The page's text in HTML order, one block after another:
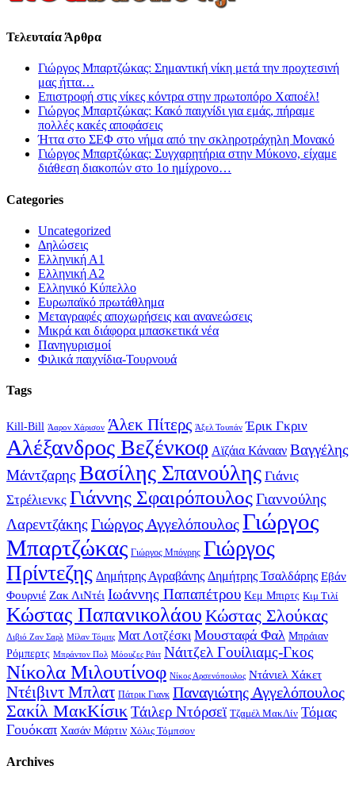
Τελευταία Άρθρα
Γιώργος Μπαρτζώκας: Σημαντική νίκη μετά την προχτεσινή
μας ήττα…
Επιστροφή στις νίκες κόντρα στην πρωτοπόρο Χαποέλ!
Γιώργος Μπαρτζώκας: Κακό παιχνίδι για εμάς, πήραμε
πολλές κακές αποφάσεις
Ήττα στο ΣΕΦ στο νήμα από την σκληροτράχηλη Μονακό
Γιώργος Μπαρτζώκας: Συγχαρητήρια στην Μύκονο, είχαμε
διάθεση διακοπών στο 1ο ημίχρονο…
Categories
Uncategorized
Δηλώσεις
Ελληνική Α1
Ελληνική Α2
Ελληνικό Κύπελλο
Ευρωπαϊκό πρωτάθλημα
Μεταγραφές αποχωρήσεις και ανανεώσεις
Μικρά και διάφορα μπασκετικά νέα
Πανηγυρισμοί
Φιλικά παιχνίδια-Τουρνουά
Tags
Kill-Bill Άαρον Χάρισον Άλεκ Πίτερς Άξελ Τουπάν Έρικ Γκριν
Αλέξανδρος Βεζένκοφ Αϊζάια Κάνααν Βαγγέλης
Μάντζαρης Βασίλης Σπανούλης Γιάνις
Στρέλιενκς Γιάννης ΣφαιρόπουλοςΓιαννούλης
Λαρεντζάκης Γιώργος ΑγγελόπουλοςΓιώργος
Μπαρτζώκας Γιώργος Μπόγρης Γιώργος
Πρίντεζης Δημήτρης Αγραβάνης Δημήτρης Τσαλδάρης Εβάν
Φουρνιέ Ζακ ΛιΝτέι Ιωάννης Παπαπέτρου Κεμ Μπιρτς Κιμ Τιλί
Κώστας Παπανικολάου Κώστας Σλούκας
Λιβιό Ζαν Σαρλ Μίλαν Τόμιτς Ματ Λοτζέσκι Μουσταφά Φαλ Μπράιαν
Ρόμπερτς Μπράντον Πολ Μόουζες Ράιτ Νάιτζελ Γουίλιαμς-Γκος
Νίκολα Μιλουτίνοφ Νίκος Αρσενόπουλος Ντάνιελ Χάκετ
Ντέιβιντ Μπλατ Πάτρικ Γιανκ Παναγιώτης Αγγελόπουλος
Σακίλ ΜακΚίσικ Τάιλερ Ντόρσεϊ Τζαμέλ ΜακΛίν Τόμας
Γουόκαπ Χασάν Μάρτιν Χόλις Τόμπσον
Archives